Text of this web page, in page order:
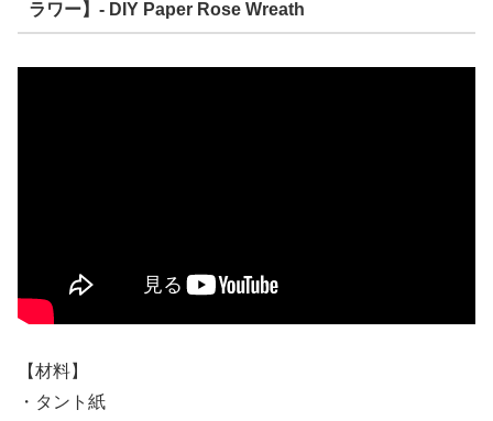
ラワー】- DIY Paper Rose Wreath
【材料】
・タント紙